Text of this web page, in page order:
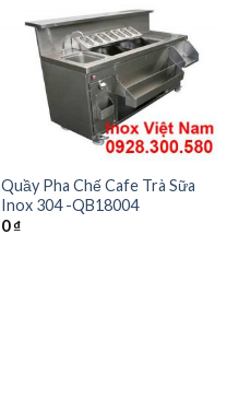
Quầy Pha Chế Cafe Trà Sữa
Inox 304 -QB18004
0₫